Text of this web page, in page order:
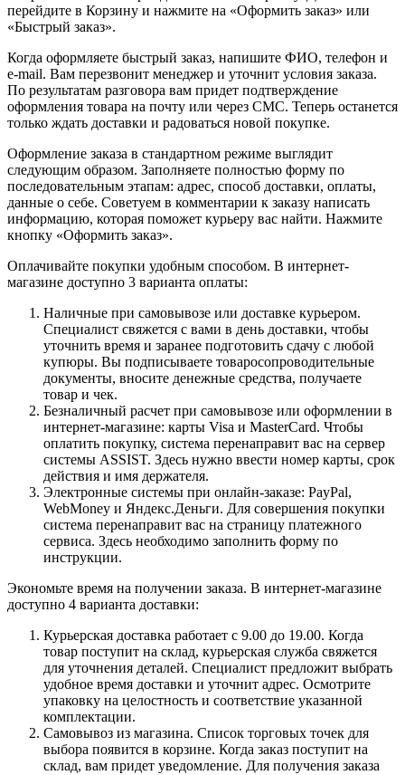
перейдите в Корзину и нажмите на «Оформить заказ» или
«Быстрый заказ».
Когда оформляете быстрый заказ, напишите ФИО, телефон и
e-mail. Вам перезвонит менеджер и уточнит условия заказа.
По результатам разговора вам придет подтверждение
оформления товара на почту или через СМС. Теперь останется
только ждать доставки и радоваться новой покупке.
Оформление заказа в стандартном режиме выглядит
следующим образом. Заполняете полностью форму по
последовательным этапам: адрес, способ доставки, оплаты,
данные о себе. Советуем в комментарии к заказу написать
информацию, которая поможет курьеру вас найти. Нажмите
кнопку «Оформить заказ».
Оплачивайте покупки удобным способом. В интернет-
магазине доступно 3 варианта оплаты:
Наличные при самовывозе или доставке курьером.
Специалист свяжется с вами в день доставки, чтобы
уточнить время и заранее подготовить сдачу с любой
купюры. Вы подписываете товаросопроводительные
документы, вносите денежные средства, получаете
товар и чек.
Безналичный расчет при самовывозе или оформлении в
интернет-магазине: карты Visa и MasterCard. Чтобы
оплатить покупку, система перенаправит вас на сервер
системы ASSIST. Здесь нужно ввести номер карты, срок
действия и имя держателя.
Электронные системы при онлайн-заказе: PayPal,
WebMoney и Яндекс.Деньги. Для совершения покупки
система перенаправит вас на страницу платежного
сервиса. Здесь необходимо заполнить форму по
инструкции.
Экономьте время на получении заказа. В интернет-магазине
доступно 4 варианта доставки:
Курьерская доставка работает с 9.00 до 19.00. Когда
товар поступит на склад, курьерская служба свяжется
для уточнения деталей. Специалист предложит выбрать
удобное время доставки и уточнит адрес. Осмотрите
упаковку на целостность и соответствие указанной
комплектации.
Самовывоз из магазина. Список торговых точек для
выбора появится в корзине. Когда заказ поступит на
склад, вам придет уведомление. Для получения заказа